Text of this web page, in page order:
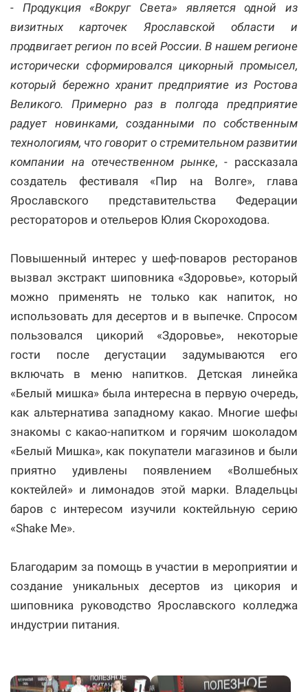
- Продукция «Вокруг Света» является одной из
визитных карточек Ярославской области и
продвигает регион по всей России. В нашем регионе
исторически сформировался цикорный промысел,
который бережно хранит предприятие из Ростова
Великого. Примерно раз в полгода предприятие
радует новинками, созданными по собственным
технологиям, что говорит о стремительном развитии
компании на отечественном рынке, - рассказала
создатель фестиваля «Пир на Волге», глава
Ярославского представительства Федерации
рестораторов и отельеров Юлия Скороходова.
Повышенный интерес у шеф-поваров ресторанов
вызвал экстракт шиповника «Здоровье», который
можно применять не только как напиток, но
использовать для десертов и в выпечке. Спросом
пользовался цикорий «Здоровье», некоторые
гости после дегустации задумываются его
включать в меню напитков. Детская линейка
«Белый мишка» была интересна в первую очередь,
как альтернатива западному какао. Многие шефы
знакомы с какао-напитком и горячим шоколадом
«Белый Мишка», как покупатели магазинов и были
приятно удивлены появлением «Волшебных
коктейлей» и лимонадов этой марки. Владельцы
баров с интересом изучили коктейльную серию
«Shake Me».
Благодарим за помощь в участии в мероприятии и
создание уникальных десертов из цикория и
шиповника руководство Ярославского колледжа
индустрии питания.